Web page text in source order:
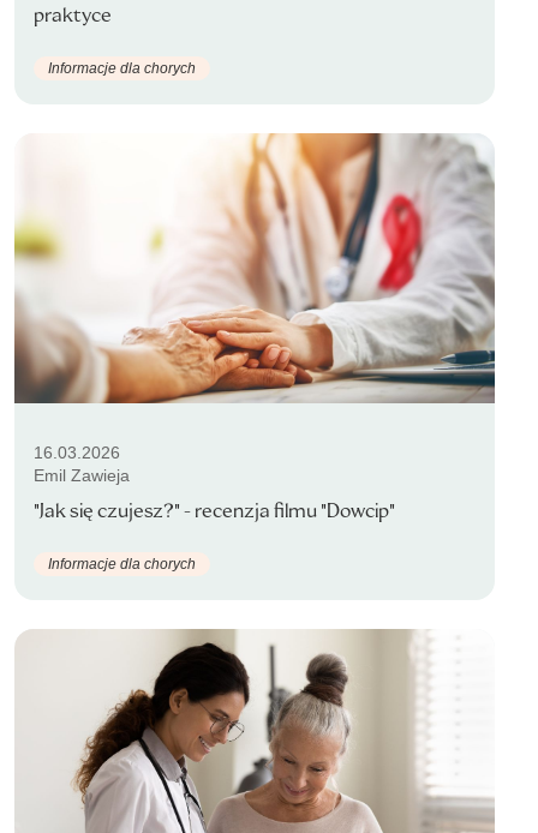
praktyce
Informacje dla chorych
16.03.2026
Emil Zawieja
"Jak się czujesz?" - recenzja filmu "Dowcip"
Informacje dla chorych